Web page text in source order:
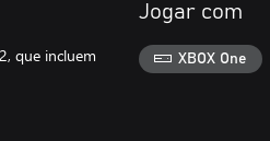
que incluem
Jogar com
XBOX One